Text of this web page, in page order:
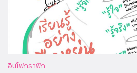
อินโฟกราฟิก